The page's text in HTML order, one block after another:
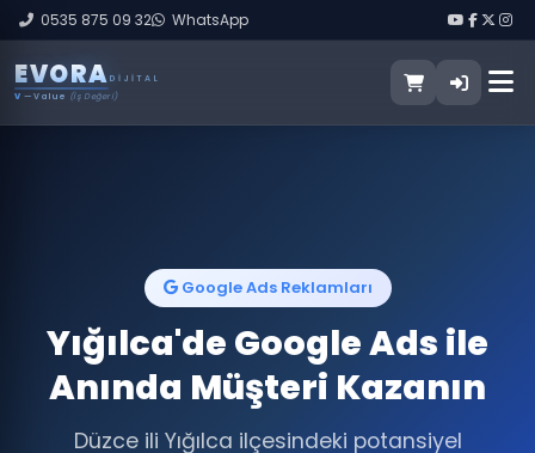
0535 875 09 32 WhatsApp
EVORA DIJITAL
V — Value (İş Değeri)
Google Ads Reklamları
Yığılca'de Google Ads ile
Anında Müşteri Kazanın
Düzce ili Yığılca ilçesindeki potansiyel